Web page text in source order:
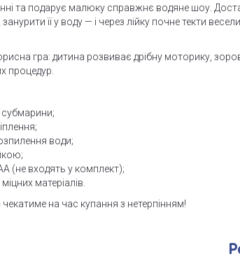
та подарує малюку справжнє водяне шоу.
її у воду — і через лійку почне текти
гра: дитина розвиває дрібну моторику,
процедур.
субмарини;
води;
(не входять у комплект);
матеріалів.
на час купання з нетерпінням!